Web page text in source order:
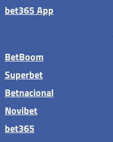
bet365 App
BetBoom
Superbet
Betnacional
Novibet
bet365